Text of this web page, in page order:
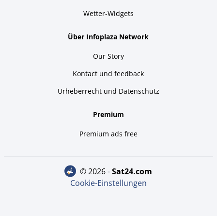
Wetter-Widgets
Über Infoplaza Network
Our Story
Kontact und feedback
Urheberrecht und Datenschutz
Premium
Premium ads free
© 2026 - sat24.com
Cookie-Einstellungen